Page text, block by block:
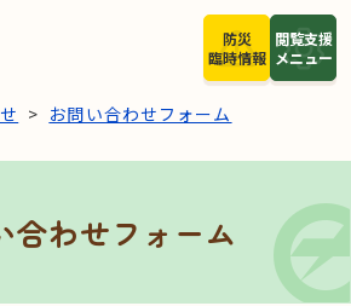
閲覧支援
メニュー
防災
臨時情報
お問い合わせフォーム
合わせフォーム